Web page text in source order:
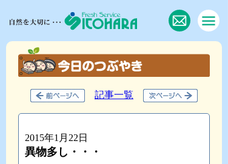
記事一覧
2015年1月22日
異物多し・・・